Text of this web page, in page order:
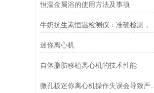
恒温金属浴的使用方法及事项
迷你离心机
自体脂肪移植离心机的技术性能
微孔板迷你离心机操作失误会导致严重后果，甚至危及生命